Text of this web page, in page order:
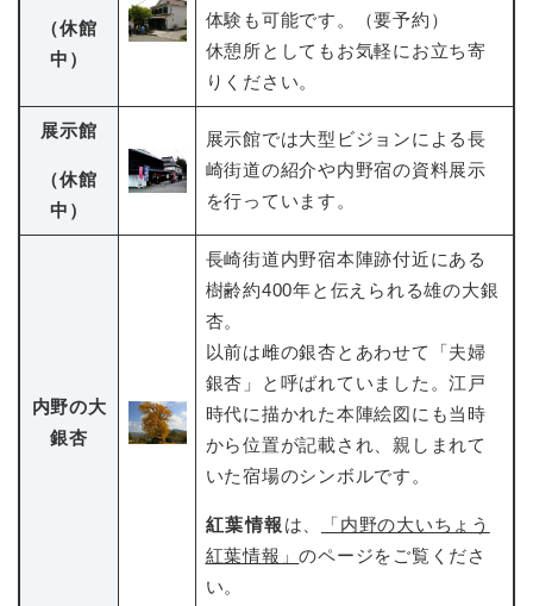
（休館
中）
体験も可能です。（要予約）
休憩所としてもお気軽にお立ち寄
りください。
展示館
（休館
中）
展示館では大型ビジョンによる長
崎街道の紹介や内野宿の資料展示
を行っています。
内野の大
銀杏
長崎街道内野宿本陣跡付近にある
樹齢約400年と伝えられる雄の大銀
杏。
以前は雌の銀杏とあわせて「夫婦
銀杏」と呼ばれていました。江戸
時代に描かれた本陣絵図にも当時
から位置が記載され、親しまれて
いた宿場のシンボルです。
紅葉情報 は、
「内野の大いちょう
紅葉情報」のページをご覧くださ
い。